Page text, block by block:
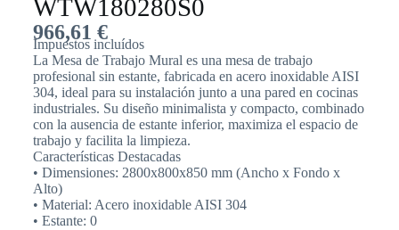
WTW180280S0
966,61 €
Impuestos incluídos
La Mesa de Trabajo Mural es una mesa de trabajo
profesional sin estante, fabricada en acero inoxidable AISI
304, ideal para su instalación junto a una pared en cocinas
industriales. Su diseño minimalista y compacto, combinado
con la ausencia de estante inferior, maximiza el espacio de
trabajo y facilita la limpieza.
Características Destacadas
• Dimensiones: 2800x800x850 mm (Ancho x Fondo x
Alto)
• Material: Acero inoxidable AISI 304
• Estante: 0